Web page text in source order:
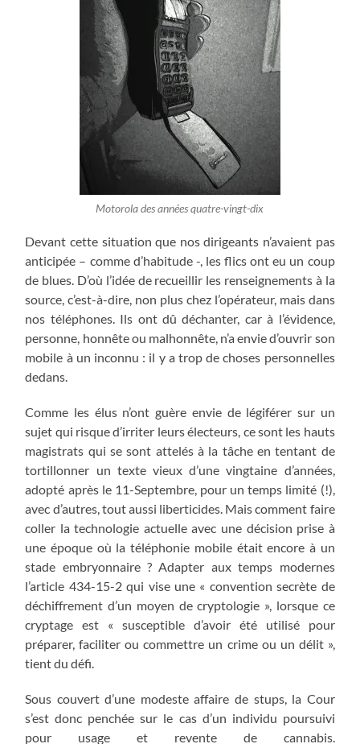
Motorola des années quatre-vingt-dix
Devant cette situation que nos dirigeants n’avaient pas
anticipée – comme d’habitude -, les flics ont eu un coup
de blues. D’où l’idée de recueillir les renseignements à la
source, c’est-à-dire, non plus chez l’opérateur, mais dans
nos téléphones. Ils ont dû déchanter, car à l’évidence,
personne, honnête ou malhonnête, n’a envie d’ouvrir son
mobile à un inconnu : il y a trop de choses personnelles
dedans.
Comme les élus n’ont guère envie de légiférer sur un
sujet qui risque d’irriter leurs électeurs, ce sont les hauts
magistrats qui se sont attelés à la tâche en tentant de
tortillonner un texte vieux d’une vingtaine d’années,
adopté après le 11-Septembre, pour un temps limité (!),
avec d’autres, tout aussi liberticides. Mais comment faire
coller la technologie actuelle avec une décision prise à
une époque où la téléphonie mobile était encore à un
stade embryonnaire ? Adapter aux temps modernes
l’article 434-15-2 qui vise une « convention secrète de
déchiffrement d’un moyen de cryptologie », lorsque ce
cryptage est « susceptible d’avoir été utilisé pour
préparer, faciliter ou commettre un crime ou un délit »,
tient du défi.
Sous couvert d’une modeste affaire de stups, la Cour
s’est donc penchée sur le cas d’un individu poursuivi
pour usage et revente de cannabis.